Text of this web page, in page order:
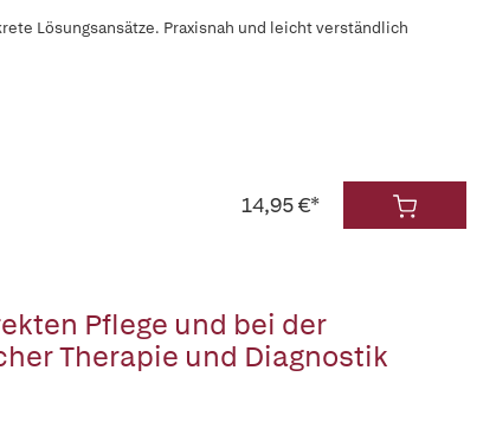
Lösungsansätze. Praxisnah und leicht verständlich
14,95 €*
Pflege und bei der
Therapie und Diagnostik